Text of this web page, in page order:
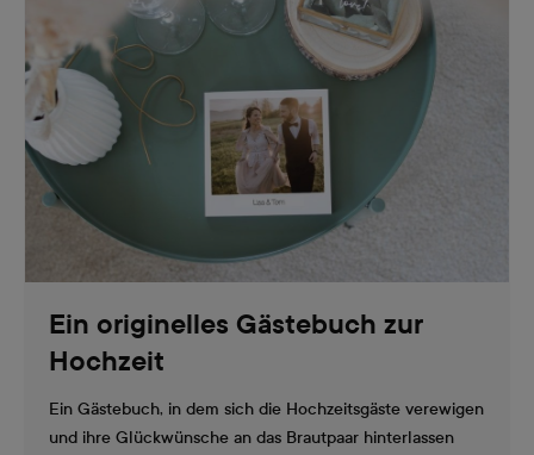
Ein originelles Gästebuch zur
Hochzeit
Ein Gästebuch, in dem sich die Hochzeitsgäste verewigen
und ihre Glückwünsche an das Brautpaar hinterlassen